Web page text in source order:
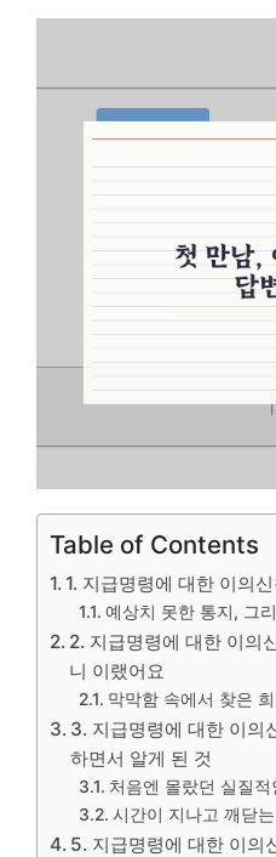
Table of Contents
1. 지급명령에 대한 이의
예상치 못한 통지, 그
2. 지급명령에 대한 이의
니 이랬어요
막막함 속에서 찾은
3. 지급명령에 대한 이의
하면서 알게 된 것
처음엔 몰랐던 실질
시간이 지나고 깨닫
5. 지급명령에 대한 이의